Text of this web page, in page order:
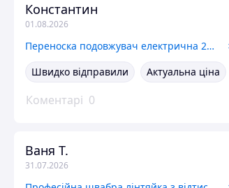
Константин
01.08.2026
Переноска подовжувач електрична 220 на 3 розетки з 4 usb роз'ємами для ноутбука Фільтр живлення з type-c
Швидко відправили
Актуальна ціна
Коментарі 0
Ваня Т.
31.07.2026